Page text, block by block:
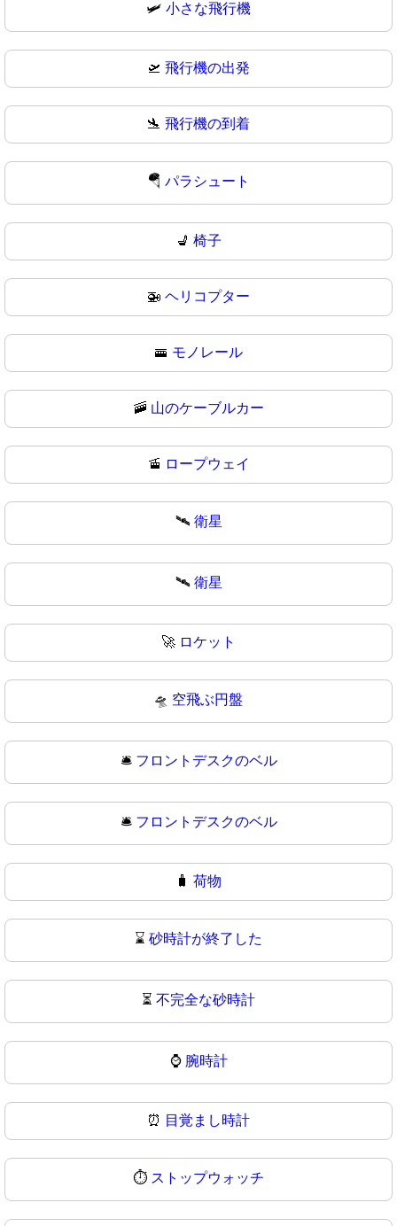
🛩 小さな飛行機
🛫 飛行機の出発
🛬 飛行機の到着
🪂 パラシュート
💺 椅子
🚁 ヘリコプター
🚟 モノレール
🚠 山のケーブルカー
🚡 ロープウェイ
🛰️ 衛星
🛰 衛星
🚀 ロケット
🛸 空飛ぶ円盤
🛎️ フロントデスクのベル
🛎 フロントデスクのベル
🧳 荷物
⌛ 砂時計が終了した
⏳ 不完全な砂時計
⌚ 腕時計
⏰ 目覚まし時計
⏱️ ストップウォッチ